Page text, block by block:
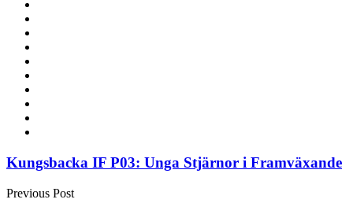
Post
navigation
Kungsbacka IF P03: Unga Stjärnor i Framväxande
Previous Post